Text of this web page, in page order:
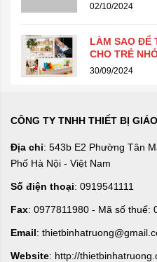
02/10/2024
LÀM SAO ĐỂ
CHO TRẺ
30/09/2024
CÔNG TY TNHH THIẾT BỊ
Địa chỉ: 543b E2 Phường Tân
Phố Hà Nội - Việt Nam
Số điện thoại: 0919541111
Fax: 0977811980 - Mã số thuế:
Email:
Website: http://